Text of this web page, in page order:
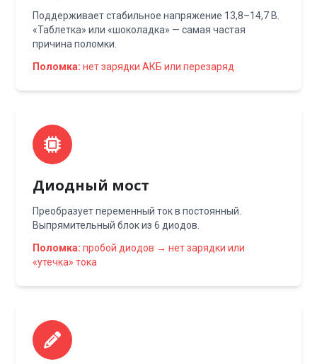
Поддерживает стабильное напряжение 13,8–14,7 В.
«Таблетка» или «шоколадка» — самая частая
причина поломки.
Поломка: нет зарядки АКБ или перезаряд
Диодный мост
Преобразует переменный ток в постоянный.
Выпрямительный блок из 6 диодов.
Поломка: пробой диодов → нет зарядки или
«утечка» тока